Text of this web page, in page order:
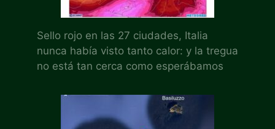
Sello rojo en las 27 ciudades, Italia
nunca había visto tanto calor: y la tregua
no está tan cerca como esperábamos